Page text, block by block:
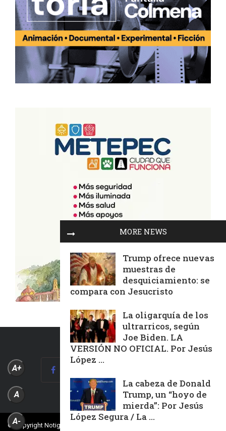
MORE NEWS
Trump ofrece nuevas
muestras de
desquiciamiento: se
compara con Jesucristo
La oligarquía de los
ultrarricos, según
Joe Biden. LA
VERSIÓN NO OFICIAL. Por Jesús
López ...
La cabeza de Donald
Trump, un “hoyo de
mierda”: Por Jesús
López Segura / La ...
© Copyright Notiguía Televisión, Todos Los Derechos Reservados.
A+
A
A-